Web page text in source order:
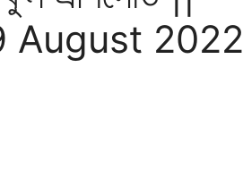
August 2022